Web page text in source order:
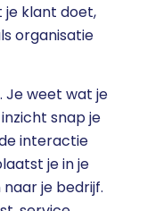
je klant doet,
organisatie
Je weet wat je
snap je
interactie
je in je
je bedrijf.